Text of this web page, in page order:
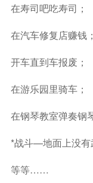
在寿司吧吃寿司；
在汽车修复店赚钱；
开车直到车报废；
在游乐园里骑车；
在钢琴教室弹奏钢
*战斗—地面上没有
等等……